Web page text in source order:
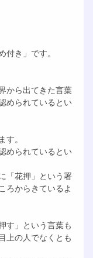
付き」です。
から出てきた言葉
められているとい
。
められているとい
「花押」という署
ろからきているよ
す」という言葉も
上の人でなくとも